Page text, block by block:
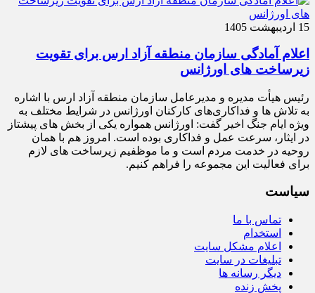
15 اردیبهشت 1405
اعلام آمادگی سازمان منطقه آزاد ارس برای تقویت
زیرساخت‌ های اورژانس
رئیس هیأت‌ مدیره و مدیرعامل سازمان منطقه آزاد ارس با اشاره
به تلاش‌ ها و فداکاری‌های کارکنان اورژانس در شرایط مختلف به‌
ویژه ایام جنگ اخیر گفت: اورژانس همواره یکی از بخش‌ های پیشتاز
در ایثار، سرعت‌ عمل و فداکاری بوده است. امروز هم با همان
روحیه در خدمت مردم است و ما موظفیم زیرساخت‌ های لازم
برای فعالیت این مجموعه را فراهم کنیم.
سیاست
تماس با ما
استخدام
اعلام مشکل سایت
تبلیغات در سایت
دیگر رسانه ها
پخش زنده